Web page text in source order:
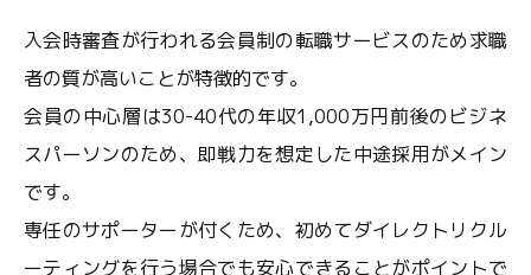
入会時審査が行われる会員制の転職サービスのため求職
者の質が高いことが特徴的です。
会員の中心層は30-40代の年収1,000万円前後のビジネ
スパーソンのため、即戦力を想定した中途採用がメイン
です。
専任のサポーターが付くため、初めてダイレクトリクル
ーティングを行う場合でも安心できることがポイントで